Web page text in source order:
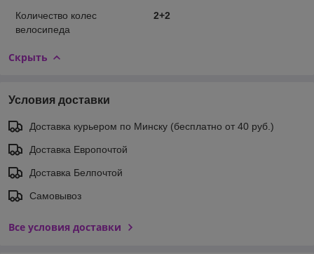
Количество колес
велосипеда
2+2
Скрыть
Условия доставки
Доставка курьером по Минску (бесплатно от 40 руб.)
Доставка Европочтой
Доставка Белпочтой
Самовывоз
Все условия доставки